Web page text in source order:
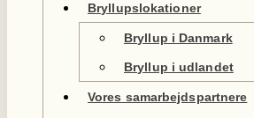
Bryllupslokationer
Bryllup i Danmark
Bryllup i udlandet
Vores samarbejdspartnere